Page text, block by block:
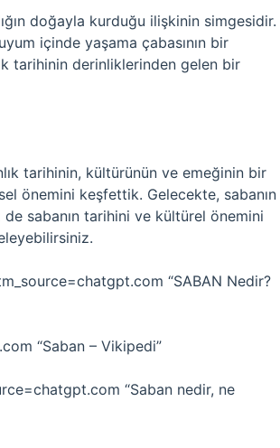
doğayla kurduğu ilişkinin simgesidir.
içinde yaşama çabasının bir
tarihinin derinliklerinden gelen bir
tarihinin, kültürünün ve emeğinin bir
önemini keşfettik. Gelecekte, sabanın
sabanın tarihini ve kültürel önemini
“SABAN Nedir?
“Saban – Vikipedi”
“Saban nedir, ne